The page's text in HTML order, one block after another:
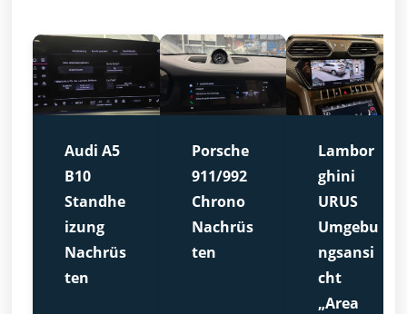
Audi A5
B10
Standhe
izung
Nachrüs
ten
Porsche
911/992
Chrono
Nachrüs
ten
Lambor
ghini
URUS
Umgebu
ngsansi
cht
„Area